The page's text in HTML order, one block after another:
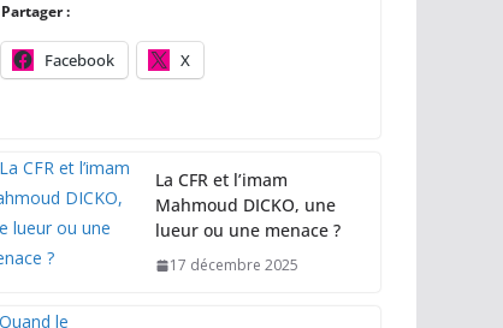
Partager :
Facebook X
La CFR et l’imam
Mahmoud DICKO, une
lueur ou une menace ?
17 décembre 2025